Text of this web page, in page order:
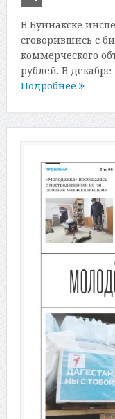
В Буйнакске
сговорившись с
коммерческого
рублей. В декабре
Подробнее